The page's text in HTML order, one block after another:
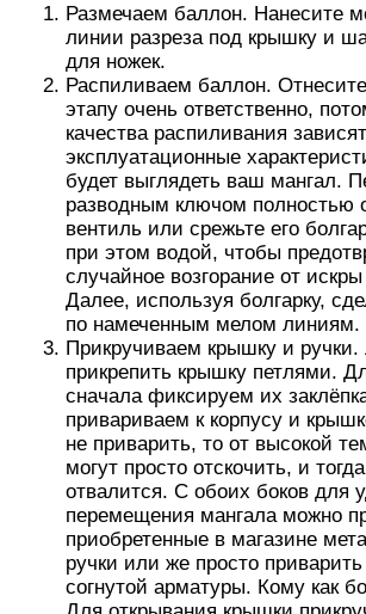
Размечаем баллон. Нанесите
линии разреза под крышку и
для ножек.
Распиливаем баллон.
этапу очень ответственно,
качества распиливания зависят
эксплуатационные
будет выглядеть ваш мангал.
разводным ключом полностью
вентиль или срежьте его
при этом водой, чтобы
случайное возгорание от искры
Далее, используя болгарку,
по намеченным мелом линиям.
Прикручиваем крышку и ручки.
прикрепить крышку петлями.
сначала фиксируем их
привариваем к корпусу и
не приварить, то от высокой
могут просто отскочить, и
отвалится. С обоих боков для
перемещения мангала можно
приобретенные в магазине
ручки или же просто
согнутой арматуры. Кому как